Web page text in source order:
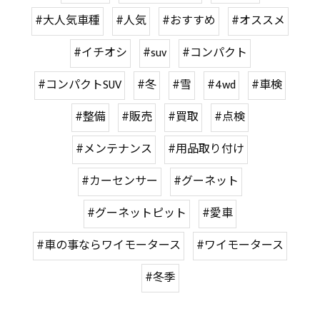
#大人気車種
#人気 #おすすめ
#オススメ
#イチオシ
#suv
#コンパクト
#コンパクトSUV
#冬 #雪 #4wd
#車検
#整備
#販売 #買取
#点検
#メンテナンス
#用品取り付け
#カーセンサー
#グーネット
#グーネットピット
#愛車
#車の事ならワイモータース
#ワイモータース
#冬季